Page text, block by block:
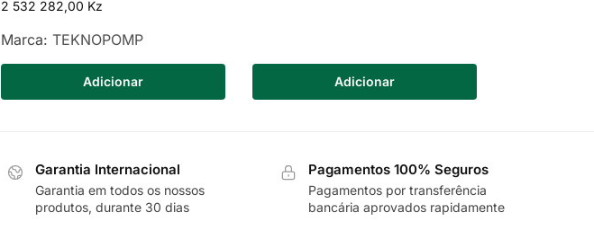
2 532 282,00 Kz
Marca:TEKNOPOMP
Adicionar Adicionar
Garantia Internacional
Garantia em todos os nossos
produtos, durante 30 dias
Pagamentos 100% Seguros
Pagamentos por transferência
bancária aprovados rapidamente